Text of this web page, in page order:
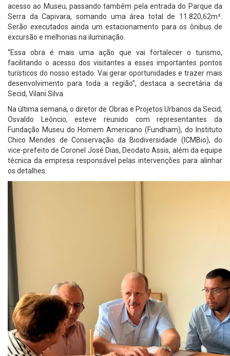
acesso ao Museu, passando também pela entrada do Parque da
Serra da Capivara, somando uma área total de 11.820,62m².
Serão executados ainda um estacionamento para os ônibus de
excursão e melhorias na iluminação.
“Essa obra é mais uma ação que vai fortalecer o turismo,
facilitando o acesso dos visitantes a esses importantes pontos
turísticos do nosso estado. Vai gerar oportunidades e trazer mais
desenvolvimento para toda a região”, destaca a secretária da
Secid, Vilani Silva.
Na última semana, o diretor de Obras e Projetos Urbanos da Secid,
Osvaldo Leôncio, esteve reunido com representantes da
Fundação Museu do Homem Americano (Fundham), do Instituto
Chico Mendes de Conservação da Biodiversidade (ICMBio), do
vice-prefeito de Coronel José Dias, Deodato Assis, além da equipe
técnica da empresa responsável pelas intervenções para alinhar
os detalhes.